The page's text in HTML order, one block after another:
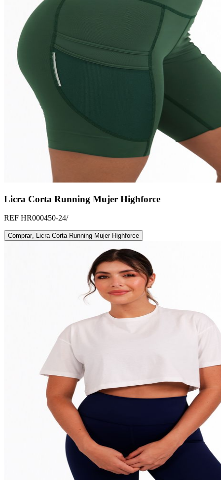
Licra Corta Running Mujer Highforce
REF HR000450-24/
Comprar, Licra Corta Running Mujer Highforce